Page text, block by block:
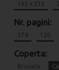
165 x 235
Nr. pagini:
274 120
Coperta:
Brosata